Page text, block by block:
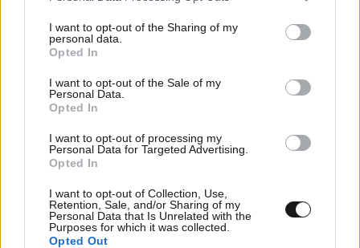
not limited to your visit or usage behaviour. You may click to
grant or deny consent to Google and its third-party tags to
use your data for below specified purposes in below Google
consent section.
I want to opt-out of the Sharing of my
personal data.
Opted In
I want to opt-out of the Sale of my
Personal Data.
Opted In
I want to opt-out of processing my
Personal Data for Targeted Advertising.
Opted In
I want to opt-out of Collection, Use,
Retention, Sale, and/or Sharing of my
Personal Data that Is Unrelated with the
Purposes for which it was collected.
Opted Out
13·04·2021 10:50
Ο Τζο Μπάιντεν θέλει να λύσει τα προβλήματα των
αμερικανικών αυτοκινητοβιομηχανιών